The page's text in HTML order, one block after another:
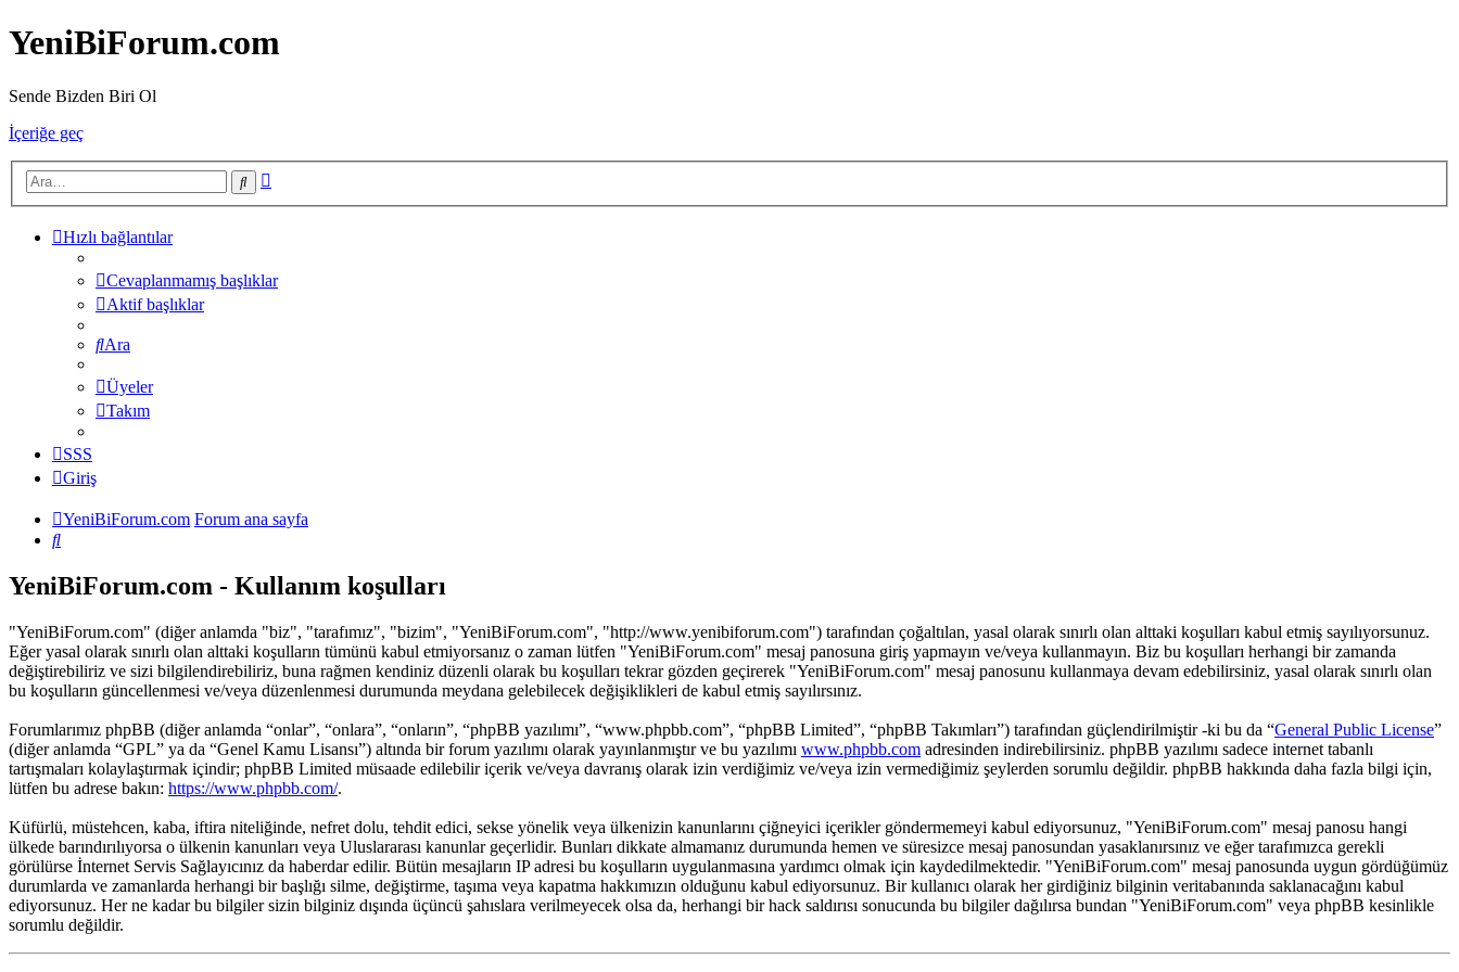
YeniBiForum.com
Sende Bizden Biri Ol
İçeriğe geç
Ara
Hızlı bağlantılar
Cevaplanmamış başlıklar
Aktif başlıklar
Ara
Üyeler
Takım
SSS
Giriş
YeniBiForum.com Forum ana sayfa
Ara
YeniBiForum.com - Kullanım koşulları
"YeniBiForum.com" (diğer anlamda "biz", "tarafımız", "bizim", "YeniBiForum.com", "http://www.yenibiforum.com") tarafından çoğaltılan, yasal olarak sınırlı olan alttaki koşulları kabul etmiş sayılıyorsunuz.
Eğer yasal olarak sınırlı olan alttaki koşulların tümünü kabul etmiyorsanız o zaman lütfen "YeniBiForum.com" mesaj panosuna giriş yapmayın ve/veya kullanmayın. Biz bu koşulları herhangi bir zamanda
değiştirebiliriz ve sizi bilgilendirebiliriz, buna rağmen kendiniz düzenli olarak bu koşulları tekrar gözden geçirerek "YeniBiForum.com" mesaj panosunu kullanmaya devam edebilirsiniz, yasal olarak sınırlı olan
bu koşulların güncellenmesi ve/veya düzenlenmesi durumunda meydana gelebilecek değişiklikleri de kabul etmiş sayılırsınız.
Forumlarımız phpBB (diğer anlamda “onlar”, “onlara”, “onların”, “phpBB yazılımı”, “www.phpbb.com”, “phpBB Limited”, “phpBB Takımları”) tarafından güçlendirilmiştir -ki bu da “General Public License”
(diğer anlamda “GPL” ya da “Genel Kamu Lisansı”) altında bir forum yazılımı olarak yayınlanmıştır ve bu yazılımı www.phpbb.com adresinden indirebilirsiniz. phpBB yazılımı sadece internet tabanlı
tartışmaları kolaylaştırmak içindir; phpBB Limited müsaade edilebilir içerik ve/veya davranış olarak izin verdiğimiz ve/veya izin vermediğimiz şeylerden sorumlu değildir. phpBB hakkında daha fazla bilgi için,
lütfen bu adrese bakın: https://www.phpbb.com/.
Küfürlü, müstehcen, kaba, iftira niteliğinde, nefret dolu, tehdit edici, sekse yönelik veya ülkenizin kanunlarını çiğneyici içerikler göndermemeyi kabul ediyorsunuz, "YeniBiForum.com" mesaj panosu hangi
ülkede barındırılıyorsa o ülkenin kanunları veya Uluslararası kanunlar geçerlidir. Bunları dikkate almamanız durumunda hemen ve süresizce mesaj panosundan yasaklanırsınız ve eğer tarafımızca gerekli
görülürse İnternet Servis Sağlayıcınız da haberdar edilir. Bütün mesajların IP adresi bu koşulların uygulanmasına yardımcı olmak için kaydedilmektedir. "YeniBiForum.com" mesaj panosunda uygun gördüğümüz
durumlarda ve zamanlarda herhangi bir başlığı silme, değiştirme, taşıma veya kapatma hakkımızın olduğunu kabul ediyorsunuz. Bir kullanıcı olarak her girdiğiniz bilginin veritabanında saklanacağını kabul
ediyorsunuz. Her ne kadar bu bilgiler sizin bilginiz dışında üçüncü şahıslara verilmeyecek olsa da, herhangi bir hack saldırısı sonucunda bu bilgiler dağılırsa bundan "YeniBiForum.com" veya phpBB kesinlikle
sorumlu değildir.